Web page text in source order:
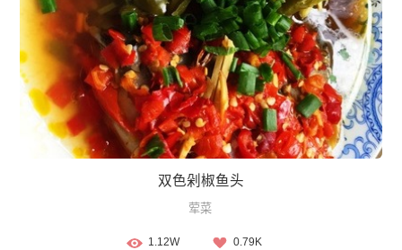
双色剁椒鱼头
荤菜
1.12W 0.79K